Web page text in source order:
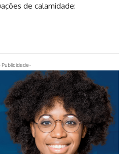
de calamidade:
Publicidade-